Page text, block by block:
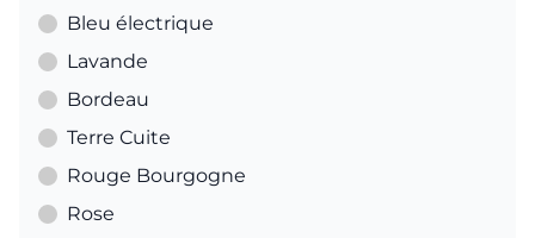
Bleu électrique
Lavande
Bordeau
Terre Cuite
Rouge Bourgogne
Rose